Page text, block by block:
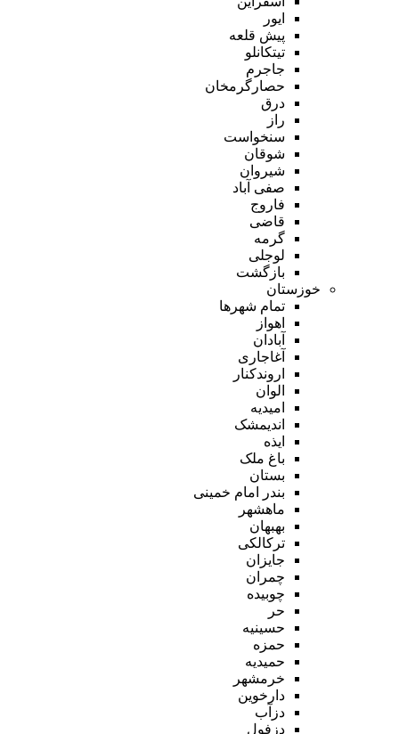
ایور
پیش قلعه
تیتکانلو
جاجرم
حصارگرمخان
درق
راز
سنخواست
شوقان
شیروان
صفی آباد
فاروج
قاضی
گرمه
لوجلی
بازگشت
خوزستان
تمام شهر‌ها
اهواز
آبادان
آغاجاری
اروندکنار
الوان
امیدیه
اندیمشک
ایذه
باغ ملک
بستان
بندر امام خمینی
ماهشهر
بهبهان
ترکالکی
جایزان
چمران
چوبیده
حر
حسینیه
حمزه
حمیدیه
خرمشهر
دارخوین
دزآب
دزفول